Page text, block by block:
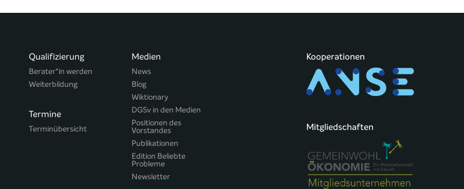
Qualifizierung
Berater*in werden
Weiterbildung
Termine
Terminübersicht
Medien
News
Blog
Wiktionary
DGSv in den Medien
Positionen des
Vorstandes
Publikationen
Edition Beliebte
Probleme
Newsletter
Kooperationen
Mitgliedschaften